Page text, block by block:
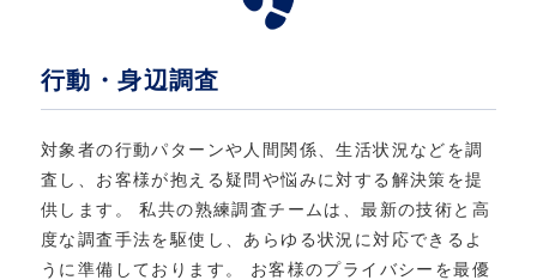
善について
当社は、個人情報保護に関する法律・法令、そ
の他の規範を遵守するとともに、本ポリシーの
内容を適宜見直し、継続的な改善に努めます。
6. お問い合わせ
行動・身辺調査
対象者の行動パターンや人間関係、生活状況などを調
査し、お客様が抱える疑問や悩みに対する解決策を提
供します。 私共の熟練調査チームは、最新の技術と高
度な調査手法を駆使し、あらゆる状況に対応できるよ
うに準備しております。 お客様のプライバシーを最優